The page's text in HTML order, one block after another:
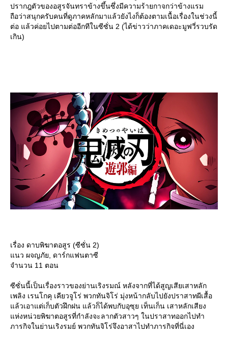
ปรากฎตัวของอสูรจันทราข้างขึ้นซึ่งมีความร้ายกาจกว่าข้างแรม
ถือว่าสนุกครับคนที่ดูภาคหลักมาแล้วยังไงก็ต้องตามเนื้อเรื่องในช่วงนี้
ต่อ แล้วค่อยไปตามต่ออีกทีในซีซั่น 2 (ได้ข่าวว่าภาคเดอะมูฟวี่รวบรัด
เกิน)
เรื่อง ดาบพิฆาตอสูร (ซีซั่น 2)
นว ผจญภัย, ดาร์กแฟนตาซี
จำนวน 11 ตอน
ซีซั่นนี้เป็นเรื่องราวของย่านเริงรมณ์ หลังจากที่ได้สูญเสียเสาหลัก
เพลิง เรนโกคุ เคียวจูโร่ พวกทันจิโร่ มุ่งหน้ากลับไปยังปราสาทผีเสื้อ
ล้วเอาแต่เก็บตัวฝึกฝน แล้วก็ได้พบกับอุซุย เท็นเก็น เสาหลักเสียง
ห่งหน่วยพิฆาตอสูรที่กำลังจะลากตัวสาวๆ ในปราสาทออกไปทำ
ภารกิจในย่านเริงรมย์ พวกทันจิโร่จึงอาสาไปทำภารกิจที่นี่เอง